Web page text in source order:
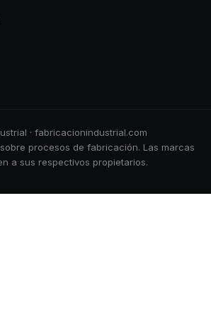
· fabricacionindustrial.com
procesos de fabricación. Las marcas
a sus respectivos propietarios.